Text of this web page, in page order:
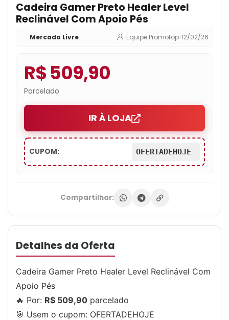
Cadeira Gamer Preto Healer Level
Reclinável Com Apoio Pés
Mercado Livre Equipe Promotop•12/02/26
R$ 509,90
Parcelado
IR À LOJA
CUPOM: OFERTADEHOJE
Compartilhar:
Detalhes da Oferta
Cadeira Gamer Preto Healer Level Reclinável Com
Apoio Pés
🔥 Por: R$ 509,90 parcelado
🎯 Usem o cupom: OFERTADEHOJE